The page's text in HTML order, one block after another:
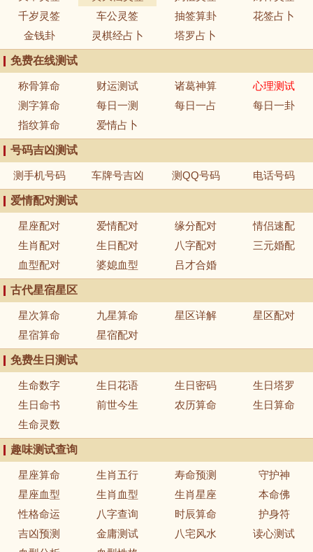
千岁灵签
车公灵签 抽签算卦
花签占卜
金钱卦
灵棋经占卜 塔罗占卜
免费在线测试
称骨算命 财运测试 诸葛神算
心理测试
测字算命
每日一测 每日一占
每日一卦
指纹算命
爱情占卜
号码吉凶测试
测手机号码 车牌号吉凶 测QQ号码 电话号码
爱情配对测试
星座配对 爱情配对 缘分配对
情侣速配
生肖配对
生日配对 八字配对
三元婚配
血型配对
婆媳血型 吕才合婚
古代星宿星区
星次算命 九星算命 星区详解
星区配对
星宿算命
星宿配对
免费生日测试
生命数字 生日花语 生日密码
生日塔罗
生日命书
前世今生 农历算命
生日算命
生命灵数
趣味测试查询
星座算命 生肖五行 寿命预测
守护神
星座血型
生肖血型 生肖星座
本命佛
性格命运
八字查询 时辰算命
护身符
吉凶预测
金庸测试 八宅风水
读心测试